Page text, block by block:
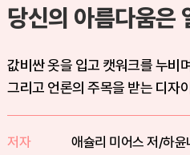
당신의 아름다움은
값비싼 옷을 입고 캣워크를 누비
그리고 언론의 주목을 받는 디자
저자
애슐리 미어스 저/하윤